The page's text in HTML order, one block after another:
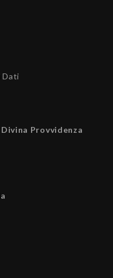
Dati
Provvidenza